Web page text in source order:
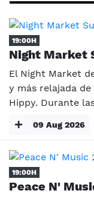
19:00H
Night Market
El Night Market
y más relajada
Hippy. Durante
09 Aug 2026
19:00H
Peace N'